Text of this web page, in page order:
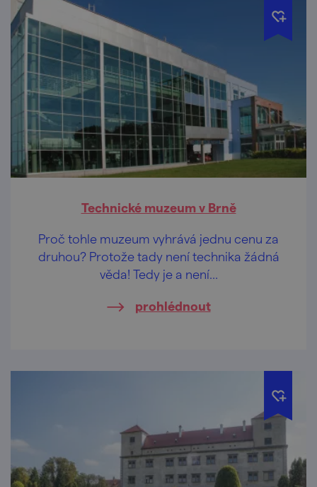
Technické muzeum v Brně
Proč tohle muzeum vyhrává jednu cenu za
druhou? Protože tady není technika žádná
věda! Tedy je a není…
prohlédnout